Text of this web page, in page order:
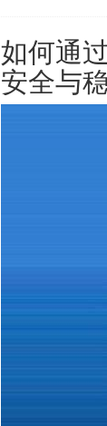
如何通
安全与